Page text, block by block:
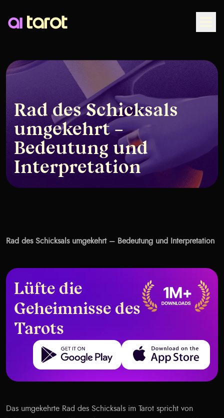
Rad des Schicksals
umgekehrt –
Bedeutung und
Interpretation
Rad des Schicksals umgekehrt – Bedeutung und Interpretation
Lüfte die
Geheimnisse des
Tarots
Get it on Google Play Download on the App Store
Das umgekehrte Rad des Schicksals im Tarot spricht von